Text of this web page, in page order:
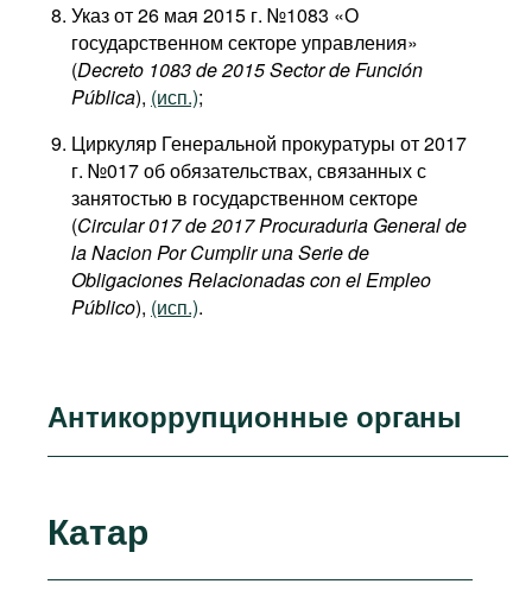
Указ от 26 мая 2015 г. №1083 «О
государственном секторе управления»
(Decreto 1083 de 2015 Sector de Función
Pública), (исп.);
Циркуляр Генеральной прокуратуры от 2017
г. №017 об обязательствах, связанных с
занятостью в государственном секторе
(Circular 017 de 2017 Procuraduria General de
la Nacion​Por Cumplir una Serie de
Obligaciones Relacionadas con el Empleo
Público), (исп.).
Антикоррупционные органы
Катар